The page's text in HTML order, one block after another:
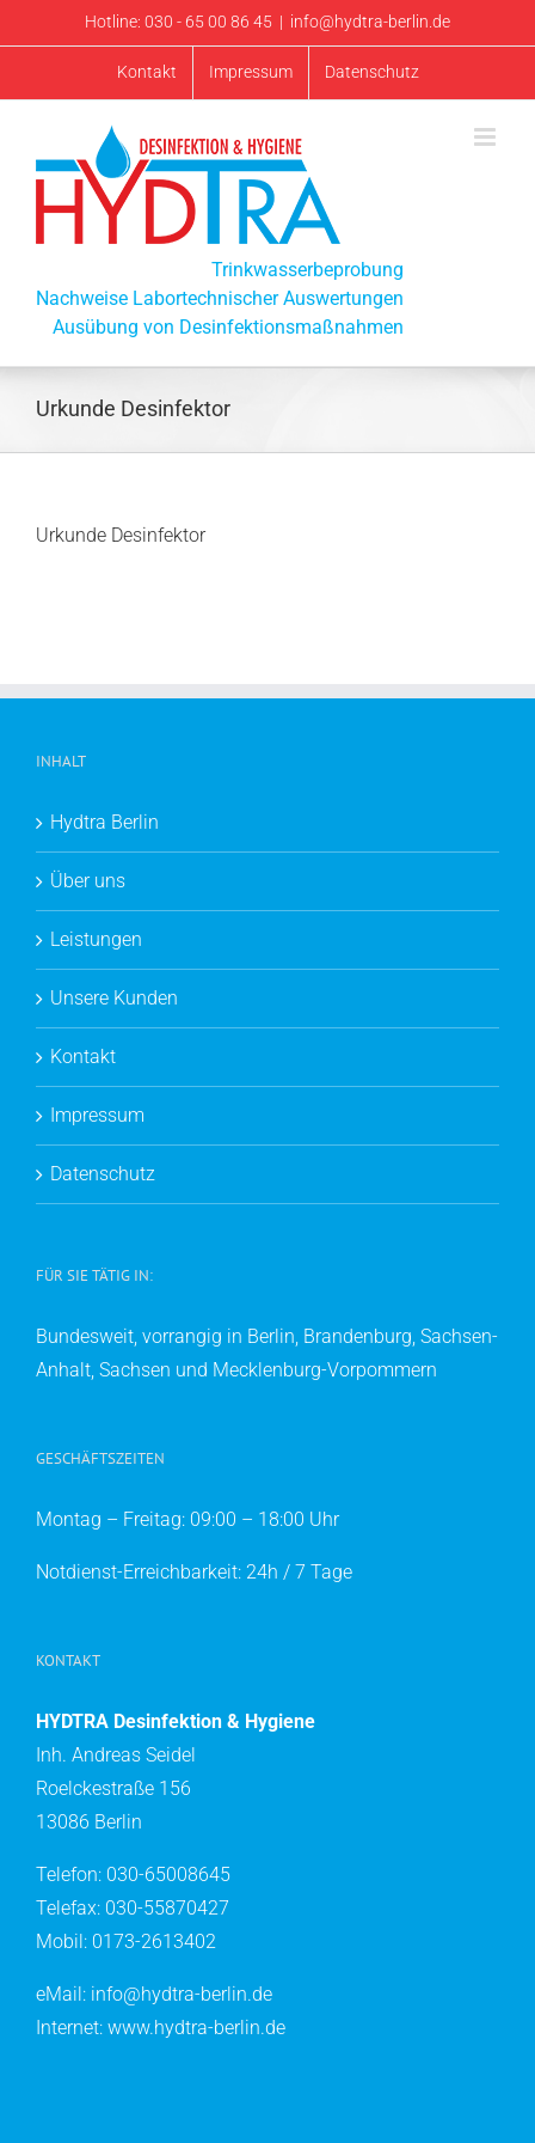
Inhalt
Hotline: 030 - 65 00 86 45 | info@hydtra-berlin.de
Kontakt Impressum Datenschutz
Trinkwasserbeprobung
Nachweise Labortechnischer Auswertungen
Ausübung von Desinfektionsmaßnahmen
Urkunde Desinfektor
Urkunde Desinfektor
INHALT
Hydtra Berlin
Über uns
Leistungen
Unsere Kunden
Kontakt
Impressum
Datenschutz
FÜR SIE TÄTIG IN:
Bundesweit, vorrangig in Berlin, Brandenburg, Sachsen-
Anhalt, Sachsen und Mecklenburg-Vorpommern
GESCHÄFTSZEITEN
Montag – Freitag: 09:00 – 18:00 Uhr
Notdienst-Erreichbarkeit: 24h / 7 Tage
KONTAKT
HYDTRA Desinfektion & Hygiene
Inh. Andreas Seidel
Roelckestraße 156
13086 Berlin
Telefon: 030-65008645
Telefax: 030-55870427
Mobil: 0173-2613402
eMail: info@hydtra-berlin.de
Internet: www.hydtra-berlin.de